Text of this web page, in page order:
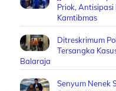
Priok,
Kamtibmas
Ditreskrimum
Tersangka
Balaraja
Senyum Nenek